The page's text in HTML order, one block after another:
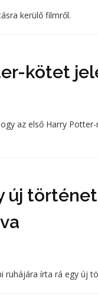
kerülő filmről.
kötet
az első Harry
új
ruhájára írta rá egy új